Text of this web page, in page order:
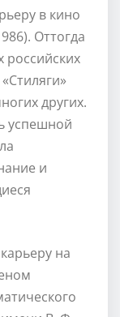
в кино
Оттогда
российских
других.
успешной
и
на